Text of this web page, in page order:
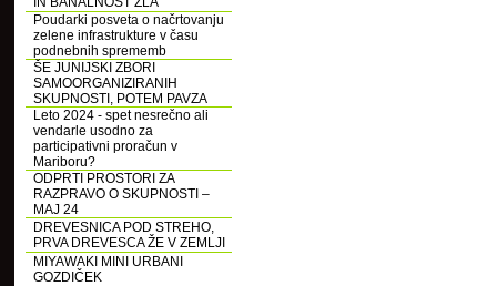
Poudarki posveta o načrtovanju
zelene infrastrukture v času
podnebnih sprememb
ŠE JUNIJSKI ZBORI
SAMOORGANIZIRANIH
SKUPNOSTI, POTEM PAVZA
Leto 2024 - spet nesrečno ali
vendarle usodno za
participativni proračun v
Mariboru?
ODPRTI PROSTORI ZA
RAZPRAVO O SKUPNOSTI –
MAJ 24
DREVESNICA POD STREHO,
PRVA DREVESCA ŽE V ZEMLJI
MIYAWAKI MINI URBANI
GOZDIČEK